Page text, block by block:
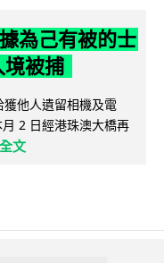
為己有被的士
被捕
他人遺留相機及電
2 日經港珠澳大橋再
文